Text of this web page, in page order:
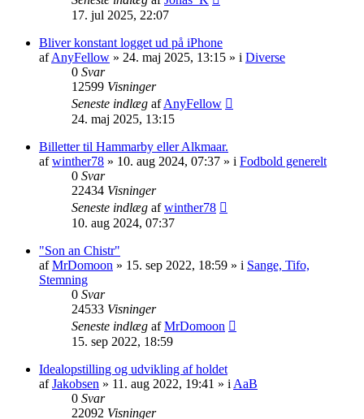
17. jul 2025, 22:07
Bliver konstant logget ud på iPhone
afAnyFellow » 24. maj 2025, 13:15 » i Diverse
0 Svar
12599 Visninger
Seneste indlæg afAnyFellow
24. maj 2025, 13:15
Billetter til Hammarby eller Alkmaar.
afwinther78 » 10. aug 2024, 07:37 » i Fodbold generelt
0 Svar
22434 Visninger
Seneste indlæg afwinther78
10. aug 2024, 07:37
"Son an Chistr"
afMrDomoon » 15. sep 2022, 18:59 » i Sange, Tifo,
Stemning
0 Svar
24533 Visninger
Seneste indlæg afMrDomoon
15. sep 2022, 18:59
Idealopstilling og udvikling af holdet
afJakobsen » 11. aug 2022, 19:41 » i AaB
0 Svar
22092 Visninger